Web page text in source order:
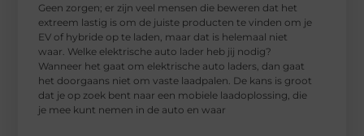
Geen zorgen; er zijn veel mensen die beweren dat het
extreem lastig is om de juiste producten te vinden om je
EV of hybride op te laden, maar dat is helemaal niet
waar. Welke elektrische auto lader heb jij nodig?
Wanneer het gaat om elektrische auto laders, dan gaat
het doorgaans niet om vaste laadpalen. De kans is groot
dat je op zoek bent naar een mobiele laadoplossing, die
je mee kunt nemen in de auto en waar